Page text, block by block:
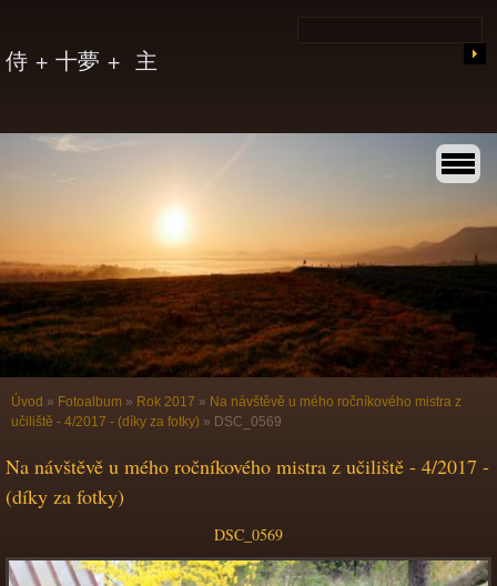
侍 + 十夢 + 主
Úvod » Fotoalbum » Rok 2017 » Na návštěvě u mého ročníkového mistra z
učiliště - 4/2017 - (díky za fotky) » DSC_0569
Na návštěvě u mého ročníkového mistra z učiliště - 4/2017 -
(díky za fotky)
DSC_0569